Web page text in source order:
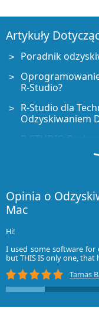
Artykuły
Poradnik
R-Studio?
R-Studio dla
Odzyskiwaniem
R-STUDIO
Sposób
Jak odzyskać
Przewidywanie
Emergency File
Prezentacja
Opinia o
Mac
Hi!
I used some software for
but THIS IS only one, that
THX :)
bye
Tamas